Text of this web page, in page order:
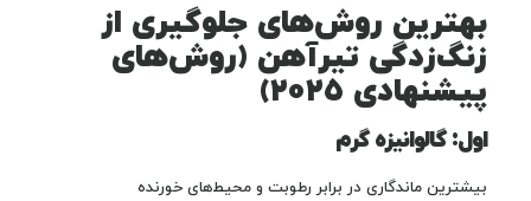
بهترین روش‌های جلوگیری از
زنگ‌زدگی تیرآهن (روش‌های
پیشنهادی ۲۰۲۵)
اول: گالوانیزه گرم
بیشترین ماندگاری در برابر رطوبت و محیط‌های خورنده